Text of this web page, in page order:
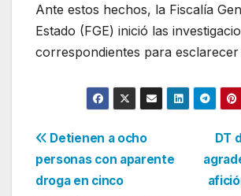
Ante estos hechos, la Fiscalía
Estado (FGE) inició las
correspondientes para esclarecer
Navegación
de
DT
Detienen a ocho
personas con aparente
droga en cinco